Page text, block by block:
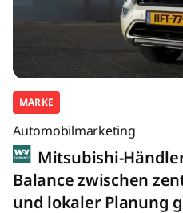
MARKE
Automobilmarketing
Mitsubishi-
Balance zwischen
und lokaler Planung